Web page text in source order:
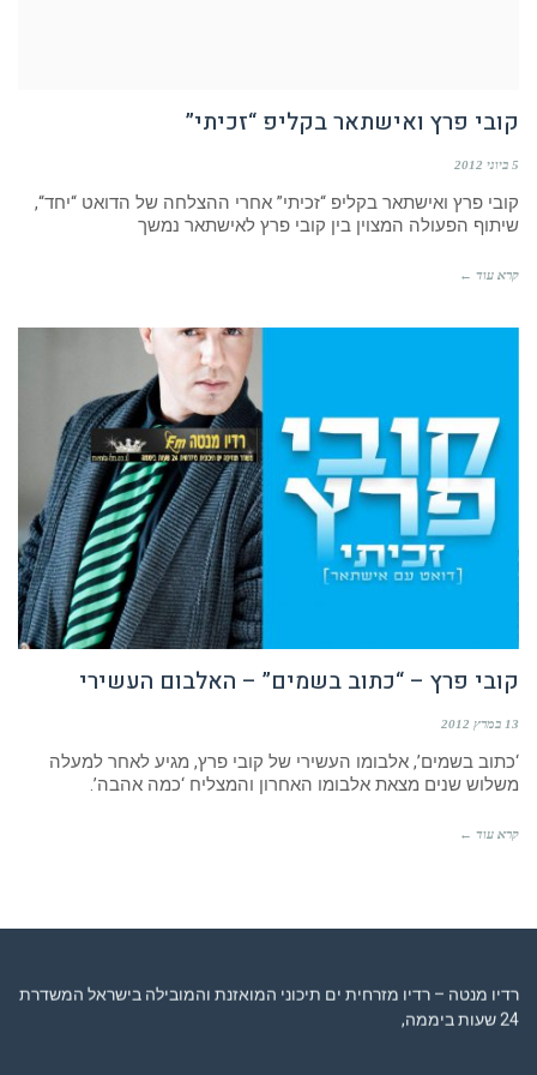
קובי פרץ ואישתאר בקליפ “זכיתי”
5 ביוני 2012
קובי פרץ ואישתאר בקליפ “זכיתי” אחרי ההצלחה של הדואט “יחד“,
שיתוף הפעולה המצוין בין קובי פרץ לאישתאר נמשך
קרא עוד ←
קובי פרץ – “כתוב בשמים” – האלבום העשירי
13 במרץ 2012
‘כתוב בשמים’, אלבומו העשירי של קובי פרץ, מגיע לאחר למעלה
משלוש שנים מצאת אלבומו האחרון והמצליח ‘כמה אהבה’.
קרא עוד ←
רדיו מנטה – רדיו מזרחית ים תיכוני המואזנת והמובילה בישראל המשדרת
24 שעות ביממה,